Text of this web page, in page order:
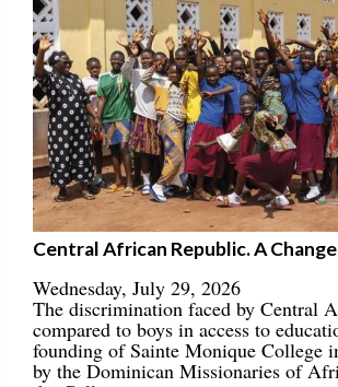
Central African Republic. A
Wednesday, July 29, 2026
The discrimination faced by Central
compared to boys in access to
founding of Sainte Monique College
by the Dominican Missionaries of